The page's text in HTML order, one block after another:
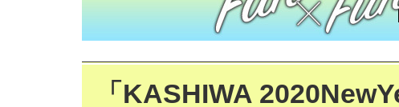
「KASHIWA